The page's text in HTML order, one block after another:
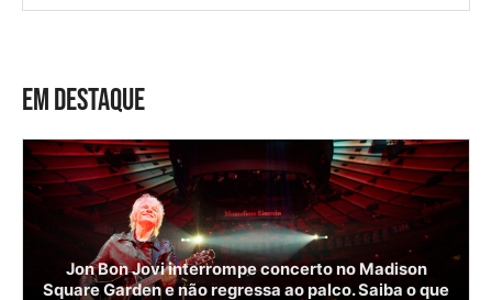
EM DESTAQUE
Jon Bon Jovi interrompe concerto no Madison
Square Garden e não regressa ao palco. Saiba o que